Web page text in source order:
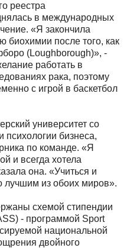
реестра
в международных
«Я закончила
биохимии после того, как
(Loughborough)», -
работать в
рака, поэтому
с игрой в баскетбол
университет со
психологии бизнеса,
по команде. «Я
и всегда хотела
она. «Учиться и
лучшим из обоих миров».
схемой стипендии
- программой Sport
национальной
двойного